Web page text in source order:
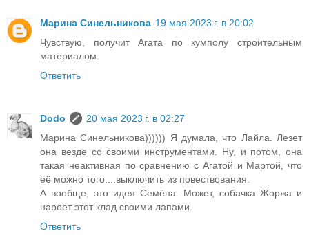
Марина Синельникова 19 мая 2023 г. в 20:02
Чувствую, получит Агата по кумполу строительным
материалом.
Ответить
Dodo
20 мая 2023 г. в 02:27
Марина Синельникова)))))) Я думала, что Лайла. Лезет
она везде со своими инструментами. Ну, и потом, она
такая неактивная по сравнению с Агатой и Мартой, что
её можно того....выключить из повествования.
А вообще, это идея Семёна. Может, собачка Жоржа и
нароет этот клад своими лапами.
Ответить